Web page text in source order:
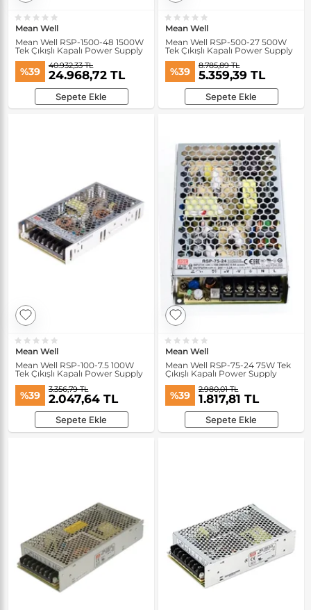
Mean Well
Mean Well RSP-1500-48 1500W
Tek Çıkışlı Kapalı Power Supply
%39 40.932,33 TL
24.968,72 TL
Sepete Ekle
Mean Well
Mean Well RSP-500-27 500W
Tek Çıkışlı Kapalı Power Supply
%39 8.785,89 TL
5.359,39 TL
Sepete Ekle
Mean Well
Mean Well RSP-100-7.5 100W
Tek Çıkışlı Kapalı Power Supply
%39 3.356,79 TL
2.047,64 TL
Sepete Ekle
Mean Well
Mean Well RSP-75-24 75W Tek
Çıkışlı Kapalı Power Supply
%39 2.980,01 TL
1.817,81 TL
Sepete Ekle